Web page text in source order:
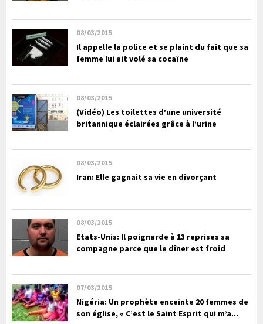
08/03/2015
Il appelle la police et se plaint du fait que sa
femme lui ait volé sa cocaïne
08/03/2015
(Vidéo) Les toilettes d’une université
britannique éclairées grâce à l’urine
08/03/2015
Iran: Elle gagnait sa vie en divorçant
08/03/2015
Etats-Unis: Il poignarde à 13 reprises sa
compagne parce que le dîner est froid
07/03/2015
Nigéria: Un prophète enceinte 20 femmes de
son église, « C’est le Saint Esprit qui m’a...